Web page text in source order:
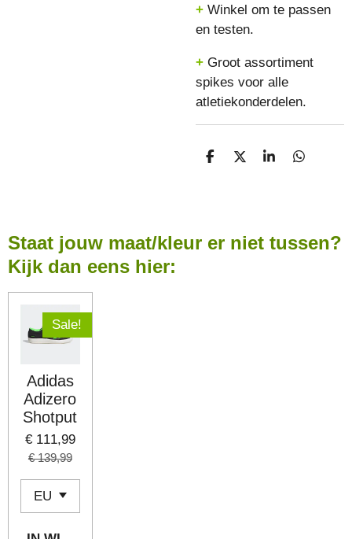
+ Winkel om te passen
en testen.
+ Groot assortiment
spikes voor alle
atletiekonderdelen.
D
D
S
D
Staat jouw maat/kleur er niet tussen?
Kijk dan eens hier:
Sale!
Adidas
Adizero
Shotput
€ 111,99
€ 139,99